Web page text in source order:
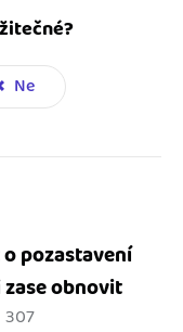
Ne
pozastavení
obnovit
307